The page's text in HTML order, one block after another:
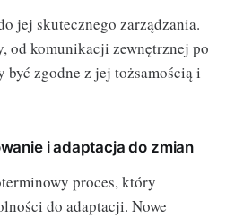
jej skutecznego zarządzania.
od komunikacji zewnętrznej po
zgodne z jej tożsamością i
i adaptacja do zmian
proces, który
do adaptacji. Nowe